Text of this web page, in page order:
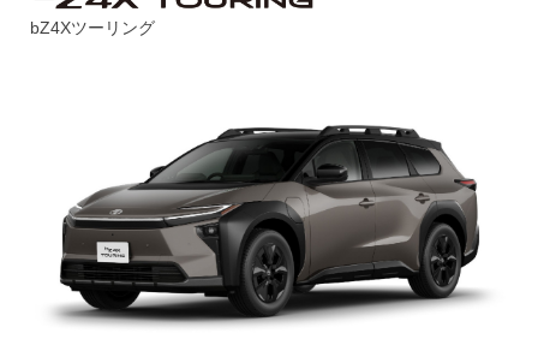
bZ4Xツーリング